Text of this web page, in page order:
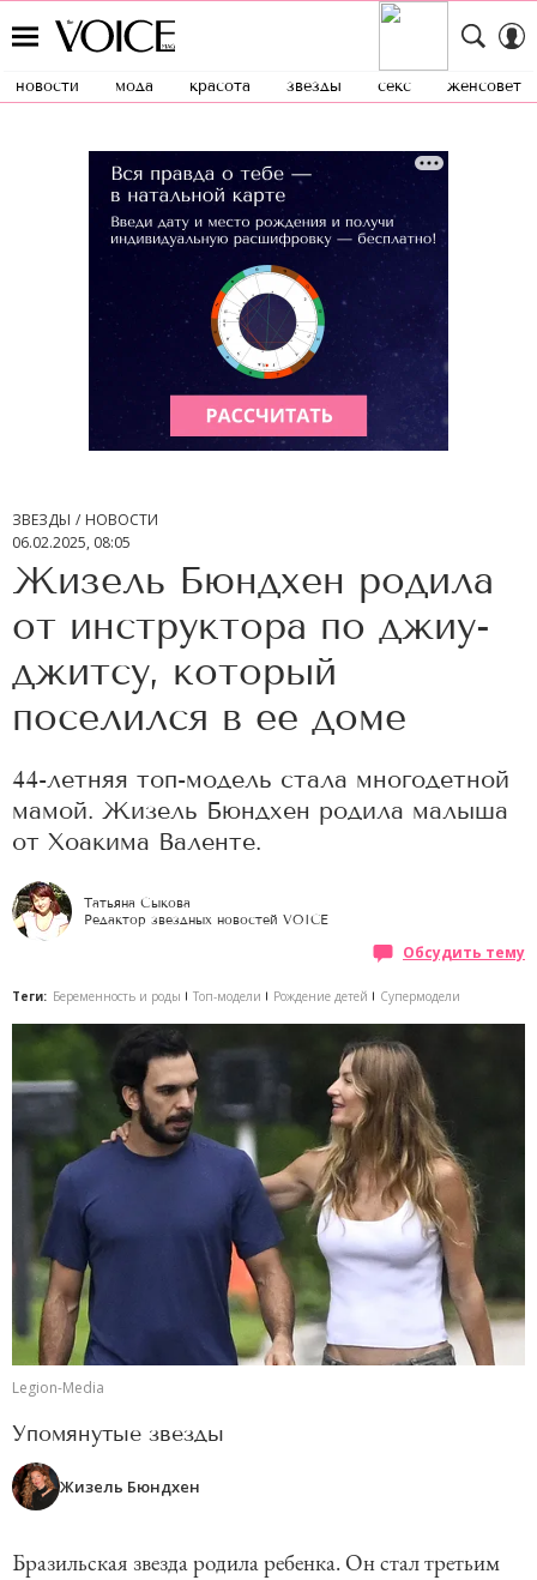
новости мода красота звезды секс женсовет
ЗВЕЗДЫ
НОВОСТИ
06.02.2025, 08:05
Жизель Бюндхен родила
от инструктора по джиу-
джитсу, который
поселился в ее доме
44-летняя топ-модель стала многодетной
мамой. Жизель Бюндхен родила малыша
от Хоакима Валенте.
Татьяна Сыкова
Редактор звездных новостей VOICE
Обсудить тему
Теги: Беременность и роды Топ-модели Рождение детей Супермодели
Legion-Media
Упомянутые звезды
Жизель Бюндхен
Бразильская звезда родила ребенка. Он стал третьим